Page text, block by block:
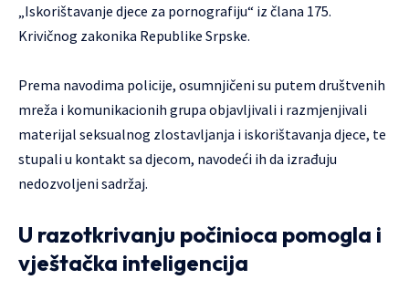
„Iskorištavanje djece za pornografiju“ iz člana 175.
Krivičnog zakonika Republike Srpske.
Prema navodima policije, osumnjičeni su putem društvenih
mreža i komunikacionih grupa objavljivali i razmjenjivali
materijal seksualnog zlostavljanja i iskorištavanja djece, te
stupali u kontakt sa djecom, navodeći ih da izrađuju
nedozvoljeni sadržaj.
U razotkrivanju počinioca pomogla i
vještačka inteligencija